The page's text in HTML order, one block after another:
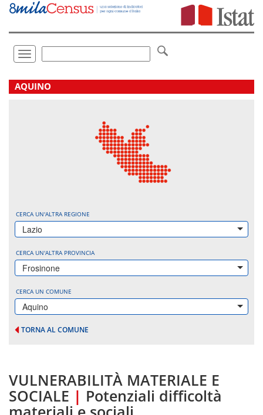
Vai
direttamente
Toggle
navigation
.
AQUINO
CERCA UN'ALTRA REGIONE
Lazio
CERCA UN'ALTRA PROVINCIA
Frosinone
CERCA UN COMUNE
Aquino
TORNA AL COMUNE
VULNERABILITÀ MATERIALE E
SOCIALE | Potenziali difficoltà